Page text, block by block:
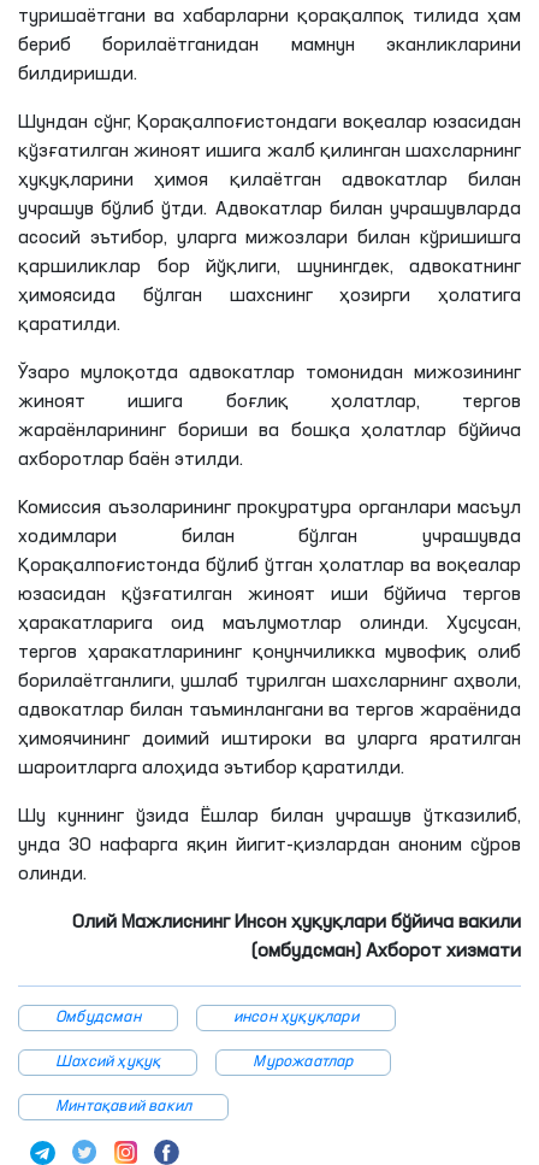
туришаётгани ва хабарларни қорақалпоқ тилида ҳам
берибборилаётганидан мамнунэканликларини
билдиришди.
Шундан сўнг, Қорақалпоғистондаги воқеалар юзасидан
қўзғатилган жиноят ишига жалб қилинган шахсларнинг
ҳуқуқларини ҳимоя қилаётган адвокатлар билан
учрашув бўлиб ўтди. Адвокатлар билан учрашувларда
асосий эътибор, уларга мижозлари билан кўришишга
қаршиликлар бор йўқлиги, шунингдек, адвокатнинг
ҳимоясида бўлган шахснинг ҳозирги ҳолатига
қаратилди.
Ўзаро мулоқотда адвокатлар томонидан мижозининг
жиноят ишига боғлиқ ҳолатлар, тергов
жараёнларининг бориши ва бошқа ҳолатлар бўйича
ахборотлар баён этилди.
Комиссия аъзоларининг прокуратура органлари масъул
ходимлари билан бўлган учрашувда
Қорақалпоғистонда бўлиб ўтган ҳолатлар ва воқеалар
юзасидан қўзғатилган жиноят иши бўйича тергов
ҳаракатларига оид маълумотлар олинди. Хусусан,
тергов ҳаракатларининг қонунчиликка мувофиқ олиб
борилаётганлиги, ушлаб турилган шахсларнинг аҳволи,
адвокатлар билан таъминлангани ва тергов жараёнида
ҳимоячининг доимий иштироки ва уларга яратилган
шароитларга алоҳида эътибор қаратилди.
Шу куннинг ўзида Ёшлар билан учрашув ўтказилиб,
унда 30 нафарга яқин йигит-қизлардан аноним сўров
олинди.
Олий Мажлиснинг Инсон ҳуқуқлари бўйича вакили
(омбудсман) Ахборот хизмати
Омбудсман инсон ҳуқуқлари
Шахсий ҳуқуқ Мурожаатлар
Минтақавий вакил